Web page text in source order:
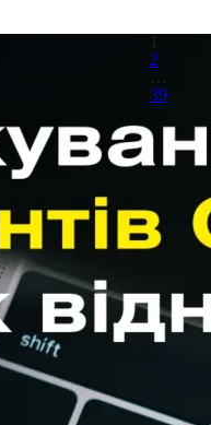
1
2
…
39